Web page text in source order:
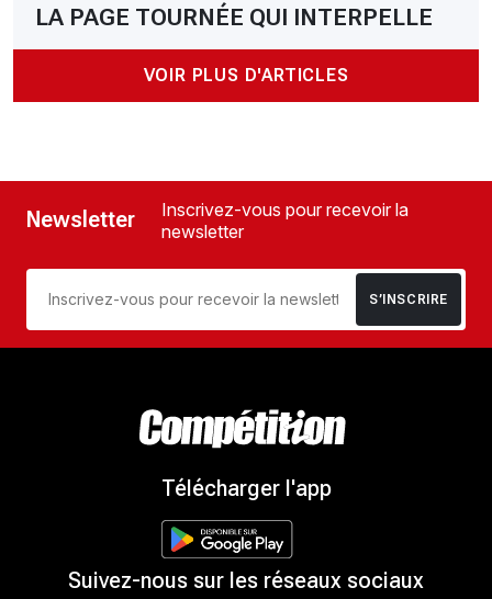
LA PAGE TOURNÉE QUI INTERPELLE
VOIR PLUS D'ARTICLES
Newsletter
Inscrivez-vous pour recevoir la
newsletter
S’INSCRIRE
Télécharger l'app
Suivez-nous sur les réseaux sociaux